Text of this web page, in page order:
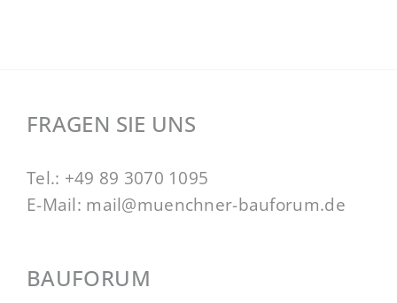
FRAGEN SIE UNS
Tel.: +49 89 3070 1095
E-Mail: mail@muenchner-bauforum.de
BAUFORUM